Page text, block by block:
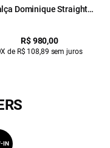
Dominique Straight
R$ 980,00
de R$ 108,89 sem juros
IN